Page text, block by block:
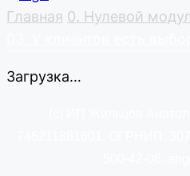
Главная 0. Нулевой
Загрузка…